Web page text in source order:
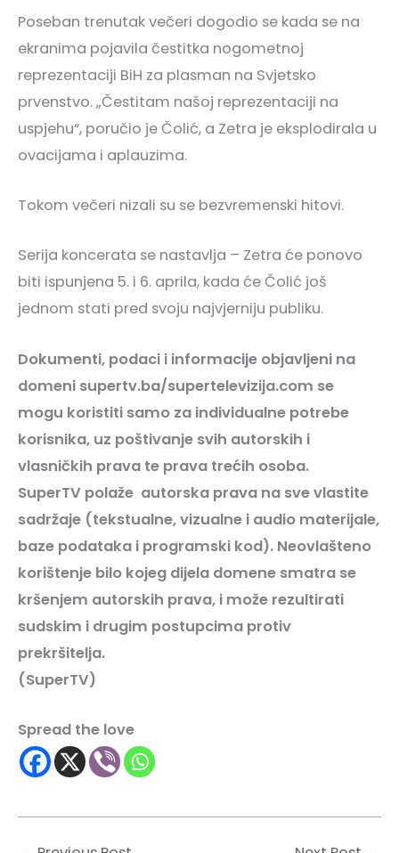
Poseban trenutak večeri dogodio se kada se na
ekranima pojavila čestitka nogometnoj
reprezentaciji BiH za plasman na Svjetsko
prvenstvo. „Čestitam našoj reprezentaciji na
uspjehu“, poručio je Čolić, a Zetra je eksplodirala u
ovacijama i aplauzima.
Tokom večeri nizali su se bezvremenski hitovi.
Serija koncerata se nastavlja – Zetra će ponovo
biti ispunjena 5. i 6. aprila, kada će Čolić još
jednom stati pred svoju najvjerniju publiku.
Dokumenti, podaci i informacije objavljeni na
domeni supertv.ba/supertelevizija.com se
mogu koristiti samo za individualne potrebe
korisnika, uz poštivanje svih autorskih i
vlasničkih prava te prava trećih osoba.
SuperTV polaže autorska prava na sve vlastite
sadržaje (tekstualne, vizualne i audio materijale,
baze podataka i programski kod). Neovlašteno
korištenje bilo kojeg dijela domene smatra se
kršenjem autorskih prava, i može rezultirati
sudskim i drugim postupcima protiv
prekršitelja.
(SuperTV)
Spread the love